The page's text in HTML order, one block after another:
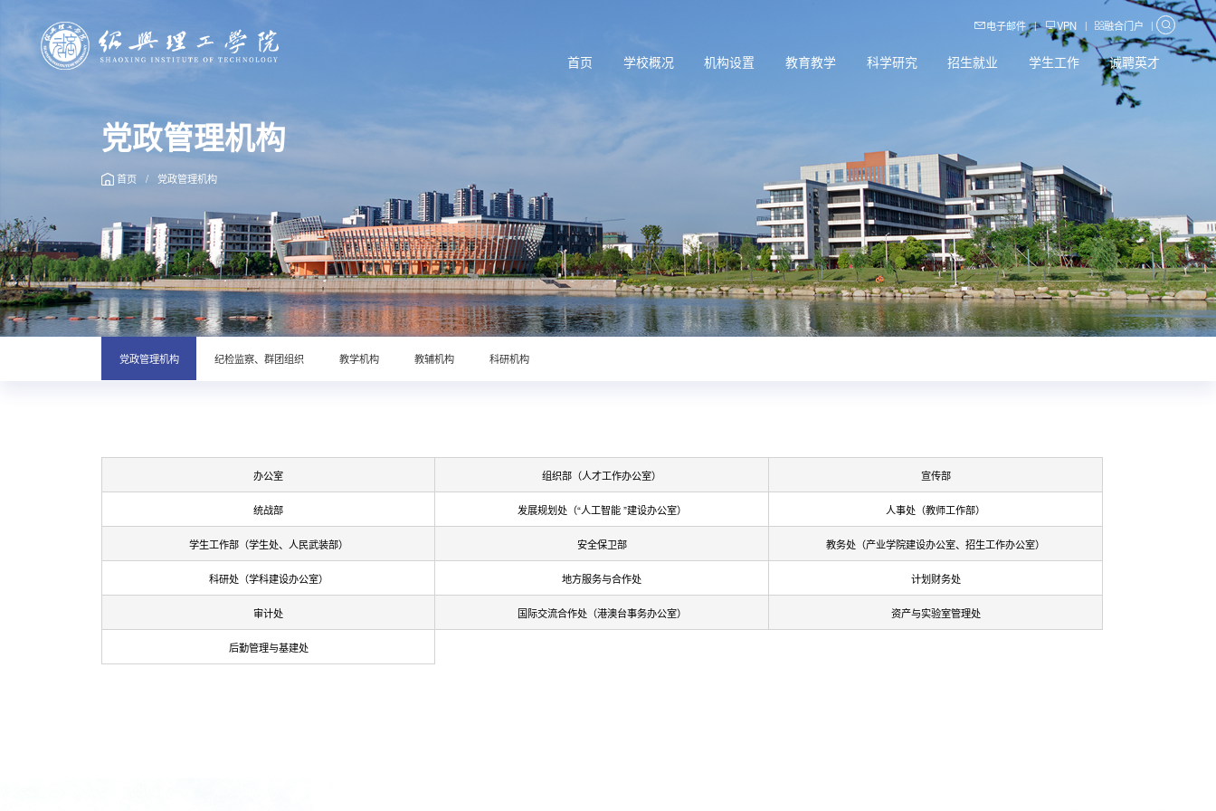
电子邮件 | VPN | 融合门户 |
首页 学校概况 机构设置 教育教学 科学研究 招生就业 学生工作 诚聘英才
党政管理机构
首页 / 党政管理机构
党政管理机构 纪检监察、群团组织 教学机构 教辅机构 科研机构
办公室 组织部（人才工作办公室） 宣传部
统战部 发展规划处（“人工智能 ”建设办公室） 人事处（教师工作部）
学生工作部（学生处、人民武装部） 安全保卫部 教务处（产业学院建设办公室、招生工作办公室）
科研处（学科建设办公室） 地方服务与合作处 计划财务处
审计处 国际交流合作处（港澳台事务办公室） 资产与实验室管理处
后勤管理与基建处